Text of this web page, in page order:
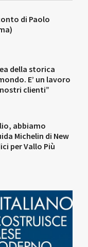
di Paolo
della storica
E’ un lavoro
clienti”
abbiamo
Michelin di New
per Vallo Più